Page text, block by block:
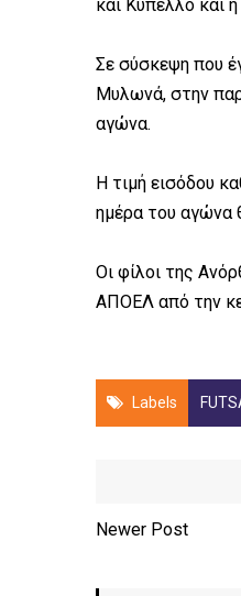
και Κύπελλο και
Σε σύσκεψη που
Μυλωνά, στην
αγώνα.
Η τιμή εισόδου
ημέρα του αγώνα
Οι φίλοι της
ΑΠΟΕΛ από την
Labels
Newer Post